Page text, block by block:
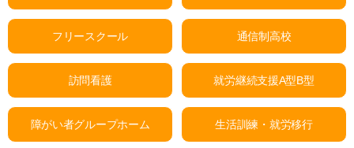
フリースクール 通信制高校
訪問看護 就労継続支援A型B型
障がい者グループホーム 生活訓練・就労移行